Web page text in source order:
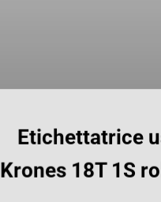
Etichettatrice
Krones 18T 1S